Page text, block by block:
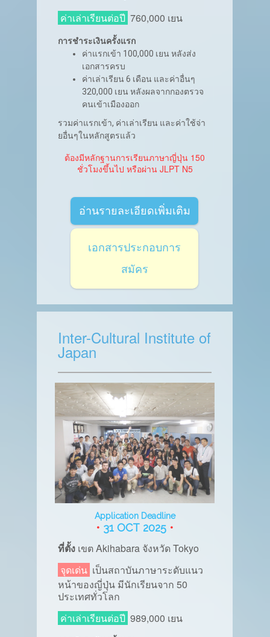
ค่าเล่าเรียนต่อปี 760,000 เยน
การชำระเงินครั้งแรก
ค่าแรกเข้า 100,000 เยน หลังส่ง
เอกสารครบ
ค่าเล่าเรียน 6 เดือน และค่าอื่นๆ
320,000 เยน หลังผลจากกองตรวจ
คนเข้าเมืองออก
รวมค่าแรกเข้า, ค่าเล่าเรียน และค่าใช้จ่า
ยอื่นๆในหลักสูตรแล้ว
ต้องมีหลักฐานการเรียนภาษาญี่ปุ่น 150
ชั่วโมงขึ้นไป หรือผ่าน JLPT N5
อ่านรายละเอียดเพิ่มเติม
เอกสารประกอบการ
สมัคร
Inter-Cultural Institute of
Japan
Application Deadline
• 31 OCT 2025 •
ที่ตั้ง เขต Akihabara จังหวัด Tokyo
จุดเด่น เป็นสถาบันภาษาระดับแนว
หน้าของญี่ปุ่น มีนักเรียนจาก 50
ประเทศทั่วโลก
ค่าเล่าเรียนต่อปี 989,000 เยน